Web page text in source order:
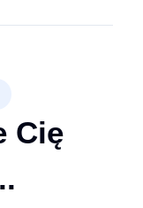
Cię